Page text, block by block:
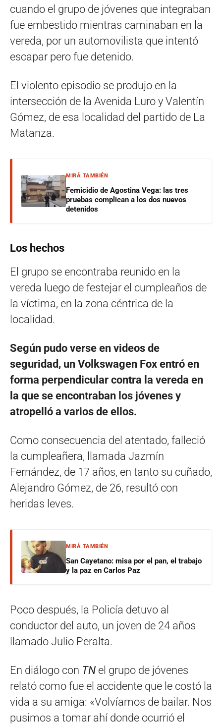
cuando el grupo de jóvenes que integraban
fue embestido mientras caminaban en la
vereda, por un automovilista que intentó
escapar pero fue detenido.
El violento episodio se produjo en la
intersección de la Avenida Luro y Valentín
Gómez, de esa localidad del partido de La
Matanza.
MIRÁ TAMBIÉN
Femicidio de Agostina Vega: las tres
pruebas complican a los dos nuevos
detenidos
Los hechos
El grupo se encontraba reunido en la
vereda luego de festejar el cumpleaños de
la víctima, en la zona céntrica de la
localidad.
Según pudo verse en videos de
seguridad, un Volkswagen Fox entró en
forma perpendicular contra la vereda en
la que se encontraban los jóvenes y
atropelló a varios de ellos.
Como consecuencia del atentado, falleció
la cumpleañera, llamada Jazmín
Fernández, de 17 años, en tanto su cuñado,
Alejandro Gómez, de 26, resultó con
heridas leves.
MIRÁ TAMBIÉN
San Cayetano: misa por el pan, el trabajo
y la paz en Carlos Paz
Poco después, la Policía detuvo al
conductor del auto, un joven de 24 años
llamado Julio Peralta.
En diálogo con TN el grupo de jóvenes
relató como fue el accidente que le costó la
vida a su amiga: «Volvíamos de bailar. Nos
pusimos a tomar ahí donde ocurrió el